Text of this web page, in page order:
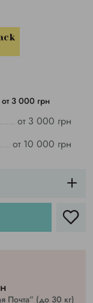
3 000 грн
от 3 000 грн
от 10 000 грн
Почта” (до 30 кг)